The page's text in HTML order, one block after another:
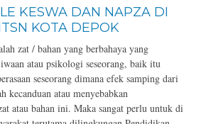
KESWA DAN NAPZA DI
KOTA DEPOK
zat / bahan yang berbahaya yang
atau psikologi seseorang, baik itu
seseorang dimana efek samping dari
kecanduan atau menyebabkan
atau bahan ini. Maka sangat perlu untuk di